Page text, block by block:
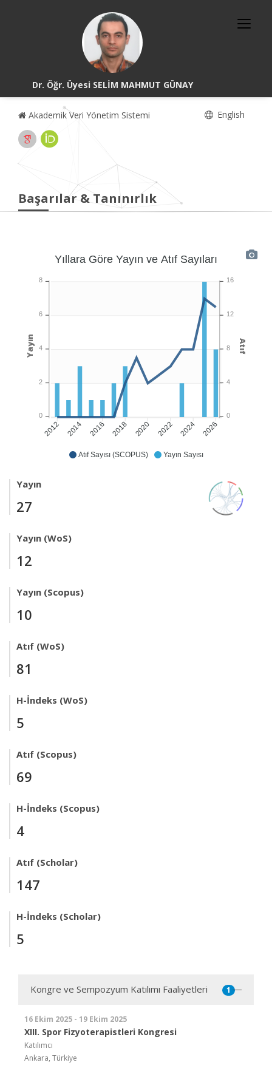
Dr. Öğr. Üyesi SELİM MAHMUT GÜNAY
Akademik Veri Yönetim Sistemi English
Başarılar & Tanınırlık
Atıf Sayısı (SCOPUS) Yayın Sayısı
2012 2014 2016 2018 2020 2022 2024 2026
Yıllara Göre Yayın ve Atıf Sayıları
16
12
8
4
0
Atıf
8
6
4
2
0
Yayın
Yayın
27
Yayın (WoS)
12
Yayın (Scopus)
10
Atıf (WoS)
81
H-İndeks (WoS)
5
Atıf (Scopus)
69
H-İndeks (Scopus)
4
Atıf (Scholar)
147
H-İndeks (Scholar)
5
Kongre ve Sempozyum Katılımı Faaliyetleri 1
16 Ekim 2025 - 19 Ekim 2025
XIII. Spor Fizyoterapistleri Kongresi
Katılımcı
Ankara, Türkiye